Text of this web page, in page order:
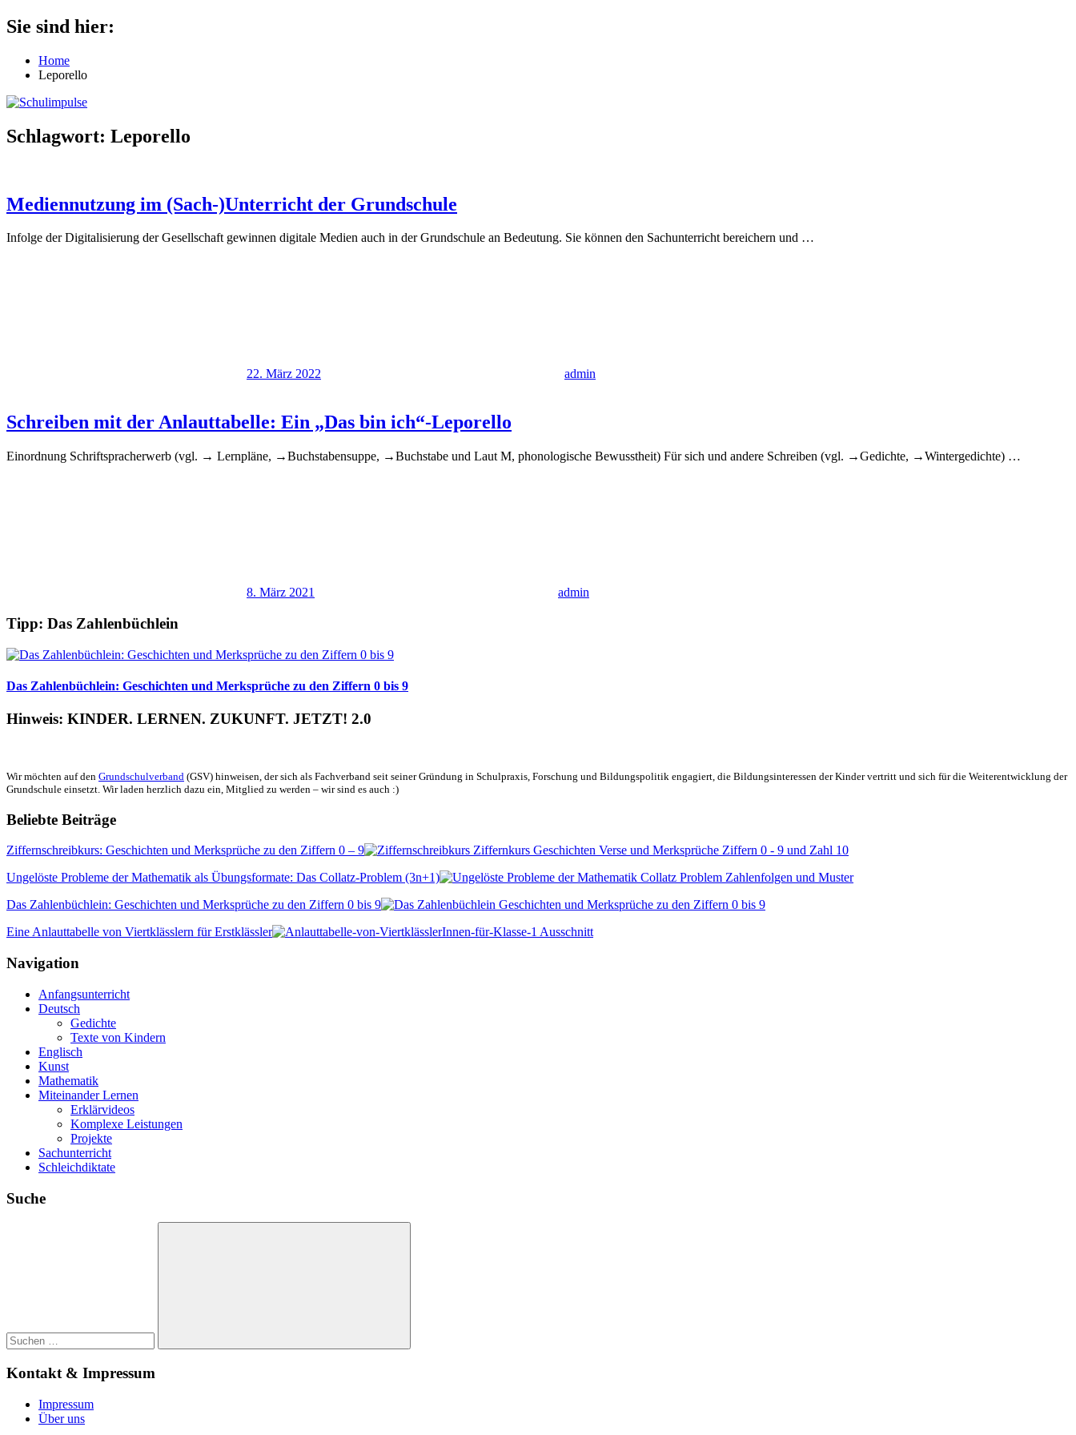
Zum
Inhalt
Schulimpulse
für
Grundschule
Sie sind hier:
Home
Leporello
Schlagwort: Leporello
Mediennutzung im (Sach-)Unterricht der Grundschule
Infolge der Digitalisierung der Gesellschaft gewinnen digitale Medien auch in der Grundschule an Bedeutung. Sie können den Sachunterricht bereichern und …
22. März 2022 admin
Schreiben mit der Anlauttabelle: Ein „Das bin ich“-Leporello
Einordnung Schriftspracherwerb (vgl. → Lernpläne, →Buchstabensuppe, →Buchstabe und Laut M, phonologische Bewusstheit) Für sich und andere Schreiben (vgl. →Gedichte, →Wintergedichte) …
8. März 2021 admin
Tipp: Das Zahlenbüchlein
Das Zahlenbüchlein: Geschichten und Merksprüche zu den Ziffern 0 bis 9
Hinweis: KINDER. LERNEN. ZUKUNFT. JETZT! 2.0
Wir möchten auf den Grundschulverband (GSV) hinweisen, der sich als Fachverband seit seiner Gründung in Schulpraxis, Forschung und Bildungspolitik engagiert, die Bildungsinteressen der Kinder vertritt und sich für die Weiterentwicklung der
Grundschule einsetzt. Wir laden herzlich dazu ein, Mitglied zu werden – wir sind es auch :)
Beliebte Beiträge
Ziffernschreibkurs: Geschichten und Merksprüche zu den Ziffern 0 – 9
Ungelöste Probleme der Mathematik als Übungsformate: Das Collatz-Problem (3n+1)
Das Zahlenbüchlein: Geschichten und Merksprüche zu den Ziffern 0 bis 9
Eine Anlauttabelle von Viertklässlern für Erstklässler
Navigation
Anfangsunterricht
Deutsch
Gedichte
Texte von Kindern
Englisch
Kunst
Mathematik
Miteinander Lernen
Erklärvideos
Komplexe Leistungen
Projekte
Sachunterricht
Schleichdiktate
Suche
Suchen
Kontakt & Impressum
Impressum
Über uns